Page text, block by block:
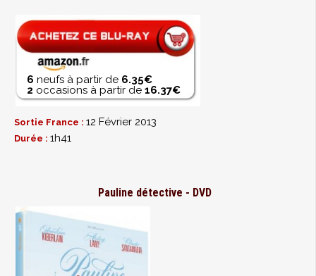
6 neufs à partir de 6.35€
2 occasions à partir de 16.37€
Sortie France : 12 Février 2013
Durée : 1h41
Pauline détective - DVD